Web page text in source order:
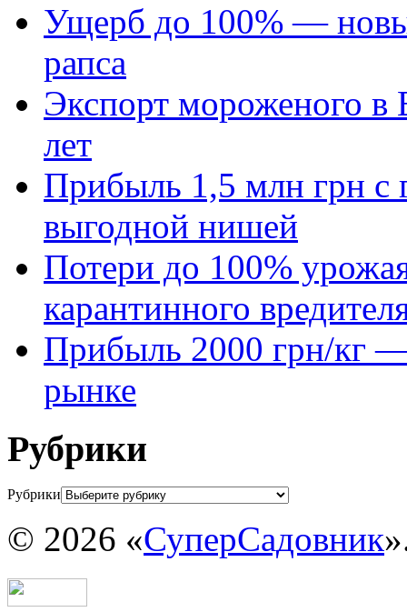
Ущерб до 100% —
рапса
Экспорт мороженого в
лет
Прибыль 1,5 млн грн с
выгодной нишей
Потери до 100%
карантинного
Прибыль 2000 грн/кг —
рынке
Рубрики
Рубрики
© 2026 «СуперСадовник